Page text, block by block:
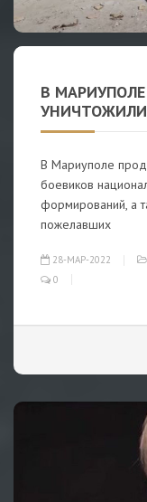
В
УНИЧТОЖИЛИ
В Мариуполе
боевиков
формирований, а
пожелавших
28-МАР-2022
0